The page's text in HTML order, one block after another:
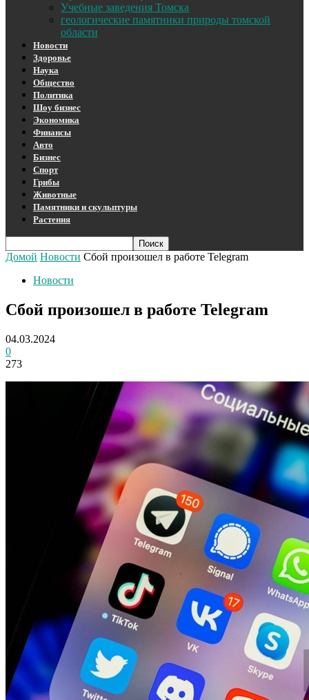
Учебные заведения Томска
геологические памятники природы томской
области
Новости
Здоровье
Наука
Общество
Политика
Шоу бизнес
Экономика
Финансы
Авто
Бизнес
Спорт
Грибы
Животные
Памятники и скульптуры
Растения
Домой Новости Сбой произошел в работе Telegram
Новости
Сбой произошел в работе Telegram
04.03.2024
0
273